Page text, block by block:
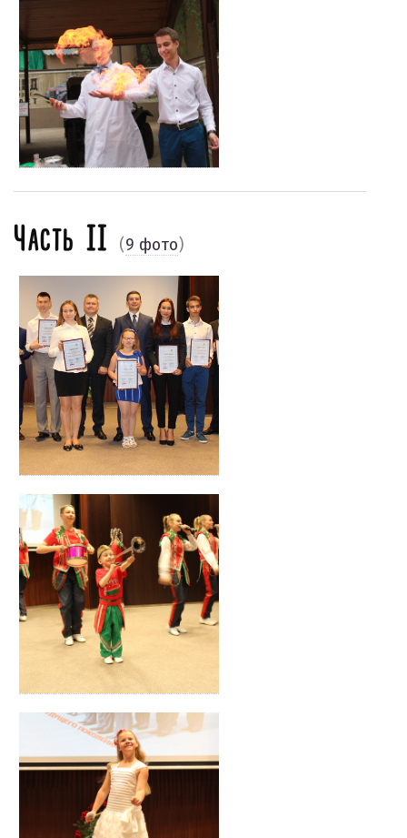
Часть II (9 фото)